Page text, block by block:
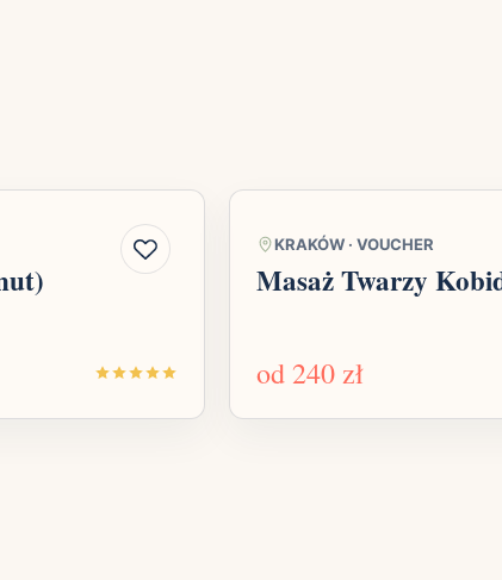
KRAKÓW · VOUCHER
Masaż Twarzy
od 240 zł